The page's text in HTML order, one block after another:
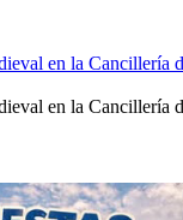
en la Cancillería
en la Cancillería